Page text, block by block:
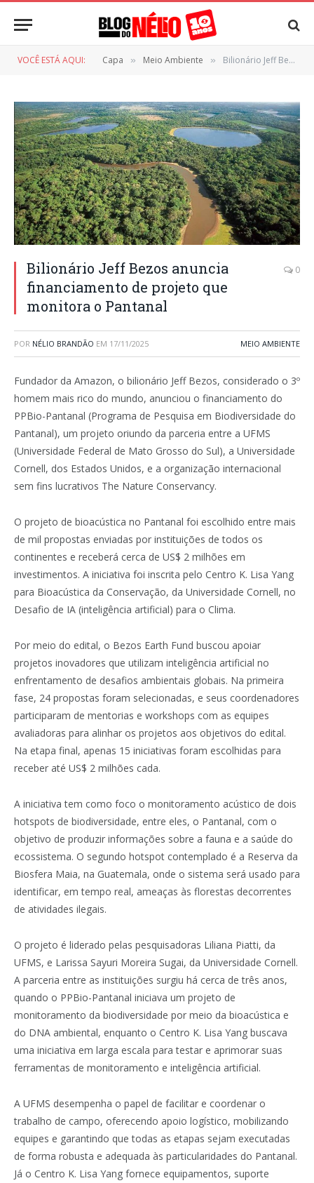
VOCÊ ESTÁ AQUI: Capa » Meio Ambiente » Bilionário Jeff Bezos anuncia financiamento de projeto que monitora o Pantanal
Bilionário Jeff Bezos anuncia
financiamento de projeto que
monitora o Pantanal
0
POR NÉLIO BRANDÃO EM 17/11/2025 MEIO AMBIENTE
Fundador da Amazon, o bilionário Jeff Bezos, considerado o 3º
homem mais rico do mundo, anunciou o financiamento do
PPBio-Pantanal (Programa de Pesquisa em Biodiversidade do
Pantanal), um projeto oriundo da parceria entre a UFMS
(Universidade Federal de Mato Grosso do Sul), a Universidade
Cornell, dos Estados Unidos, e a organização internacional
sem fins lucrativos The Nature Conservancy.
O projeto de bioacústica no Pantanal foi escolhido entre mais
de mil propostas enviadas por instituições de todos os
continentes e receberá cerca de US$ 2 milhões em
investimentos. A iniciativa foi inscrita pelo Centro K. Lisa Yang
para Bioacústica da Conservação, da Universidade Cornell, no
Desafio de IA (inteligência artificial) para o Clima.
Por meio do edital, o Bezos Earth Fund buscou apoiar
projetos inovadores que utilizam inteligência artificial no
enfrentamento de desafios ambientais globais. Na primeira
fase, 24 propostas foram selecionadas, e seus coordenadores
participaram de mentorias e workshops com as equipes
avaliadoras para alinhar os projetos aos objetivos do edital.
Na etapa final, apenas 15 iniciativas foram escolhidas para
receber até US$ 2 milhões cada.
A iniciativa tem como foco o monitoramento acústico de dois
hotspots de biodiversidade, entre eles, o Pantanal, com o
objetivo de produzir informações sobre a fauna e a saúde do
ecossistema. O segundo hotspot contemplado é a Reserva da
Biosfera Maia, na Guatemala, onde o sistema será usado para
identificar, em tempo real, ameaças às florestas decorrentes
de atividades ilegais.
O projeto é liderado pelas pesquisadoras Liliana Piatti, da
UFMS, e Larissa Sayuri Moreira Sugai, da Universidade Cornell.
A parceria entre as instituições surgiu há cerca de três anos,
quando o PPBio-Pantanal iniciava um projeto de
monitoramento da biodiversidade por meio da bioacústica e
do DNA ambiental, enquanto o Centro K. Lisa Yang buscava
uma iniciativa em larga escala para testar e aprimorar suas
ferramentas de monitoramento e inteligência artificial.
A UFMS desempenha o papel de facilitar e coordenar o
trabalho de campo, oferecendo apoio logístico, mobilizando
equipes e garantindo que todas as etapas sejam executadas
de forma robusta e adequada às particularidades do Pantanal.
Já o Centro K. Lisa Yang fornece equipamentos, suporte